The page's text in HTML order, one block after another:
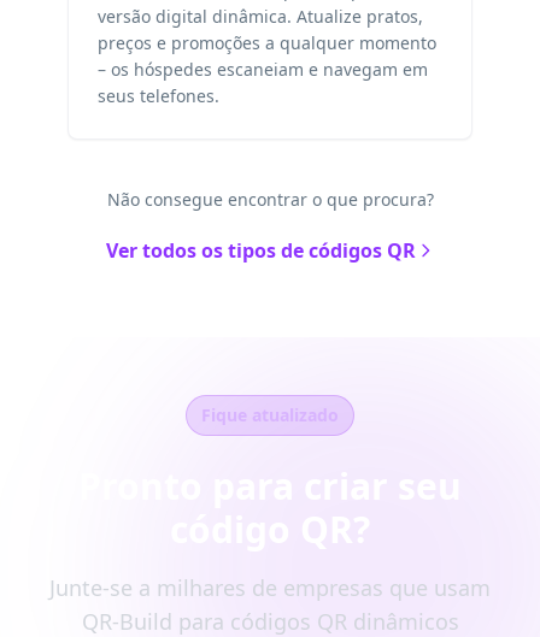
versão digital dinâmica. Atualize pratos,
preços e promoções a qualquer momento
– os hóspedes escaneiam e navegam em
seus telefones.
Não consegue encontrar o que procura?
Ver todos os tipos de códigos QR
Fique atualizado
Junte-se a milhares de empresas que usam
QR-Build para códigos QR dinâmicos